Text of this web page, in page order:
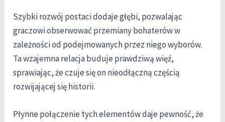
Szybki rozwój postaci dodaje głębi, pozwalając
graczowi obserwować przemiany bohaterów w
zależności od podejmowanych przez niego wyborów.
Ta wzajemna relacja buduje prawdziwą więź,
sprawiając, że czuje się on nieodłączną częścią
rozwijającej się historii.
Płynne połączenie tych elementów daje pewność, że